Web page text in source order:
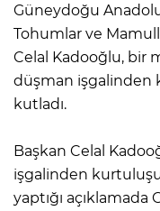
Güneydoğu
Tohumlar ve
Celal Kadooğlu, bir
düşman işgalinden
kutladı.
Başkan Celal
işgalinden
yaptığı